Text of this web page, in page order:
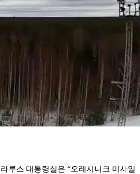
루스 대통령실은 “오레시니크 미사일